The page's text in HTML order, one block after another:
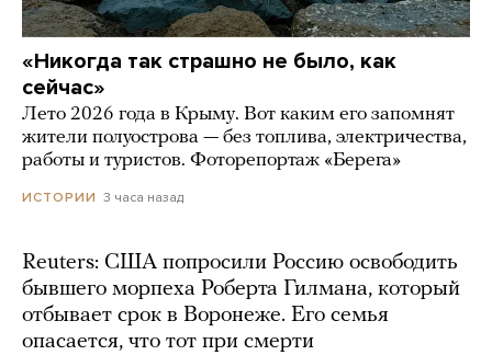
«Никогда так страшно не было, как
сейчас»
Лето 2026 года в Крыму. Вот каким его запомнят
жители полуострова — без топлива, электричества,
работы и туристов. Фоторепортаж «Берега»
ИСТОРИИ 3 часа назад
Reuters: США попросили Россию освободить
бывшего морпеха Роберта Гилмана, который
отбывает срок в Воронеже. Его семья
опасается, что тот при смерти